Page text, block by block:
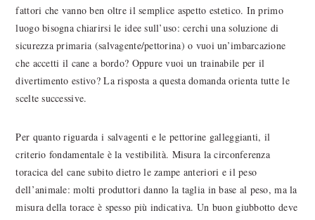
fattori che vanno ben oltre il semplice aspetto estetico. In primo
luogo bisogna chiarirsi le idee sull’uso: cerchi una soluzione di
sicurezza primaria (salvagente/pettorina) o vuoi un’imbarcazione
che accetti il cane a bordo? Oppure vuoi un trainabile per il
divertimento estivo? La risposta a questa domanda orienta tutte le
scelte successive.
Per quanto riguarda i salvagenti e le pettorine galleggianti, il
criterio fondamentale è la vestibilità. Misura la circonferenza
toracica del cane subito dietro le zampe anteriori e il peso
dell’animale: molti produttori danno la taglia in base al peso, ma la
misura della torace è spesso più indicativa. Un buon giubbotto deve